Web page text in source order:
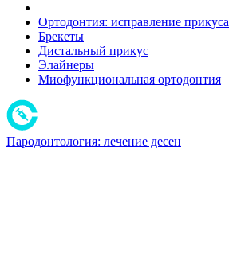
Ортодонтия: исправление прикуса
Брекеты
Дистальный прикус
Элайнеры
Миофункциональная ортодонтия
Пародонтология: лечение десен